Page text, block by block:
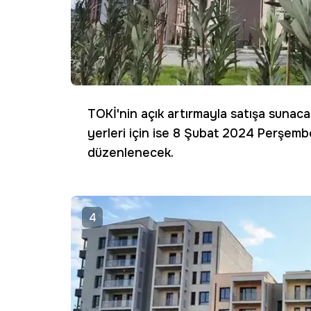
TOKİ'nin açık artırmayla satışa
yerleri için ise 8 Şubat 2024
düzenlenecek.
4